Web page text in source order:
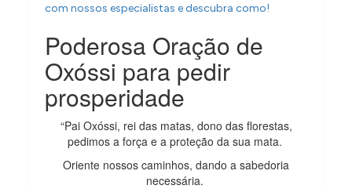
com nossos especialistas e descubra como!
Poderosa Oração de
Oxóssi para pedir
prosperidade
“Pai Oxóssi, rei das matas, dono das florestas,
pedimos a força e a proteção da sua mata.
Oriente nossos caminhos, dando a sabedoria
necessária.